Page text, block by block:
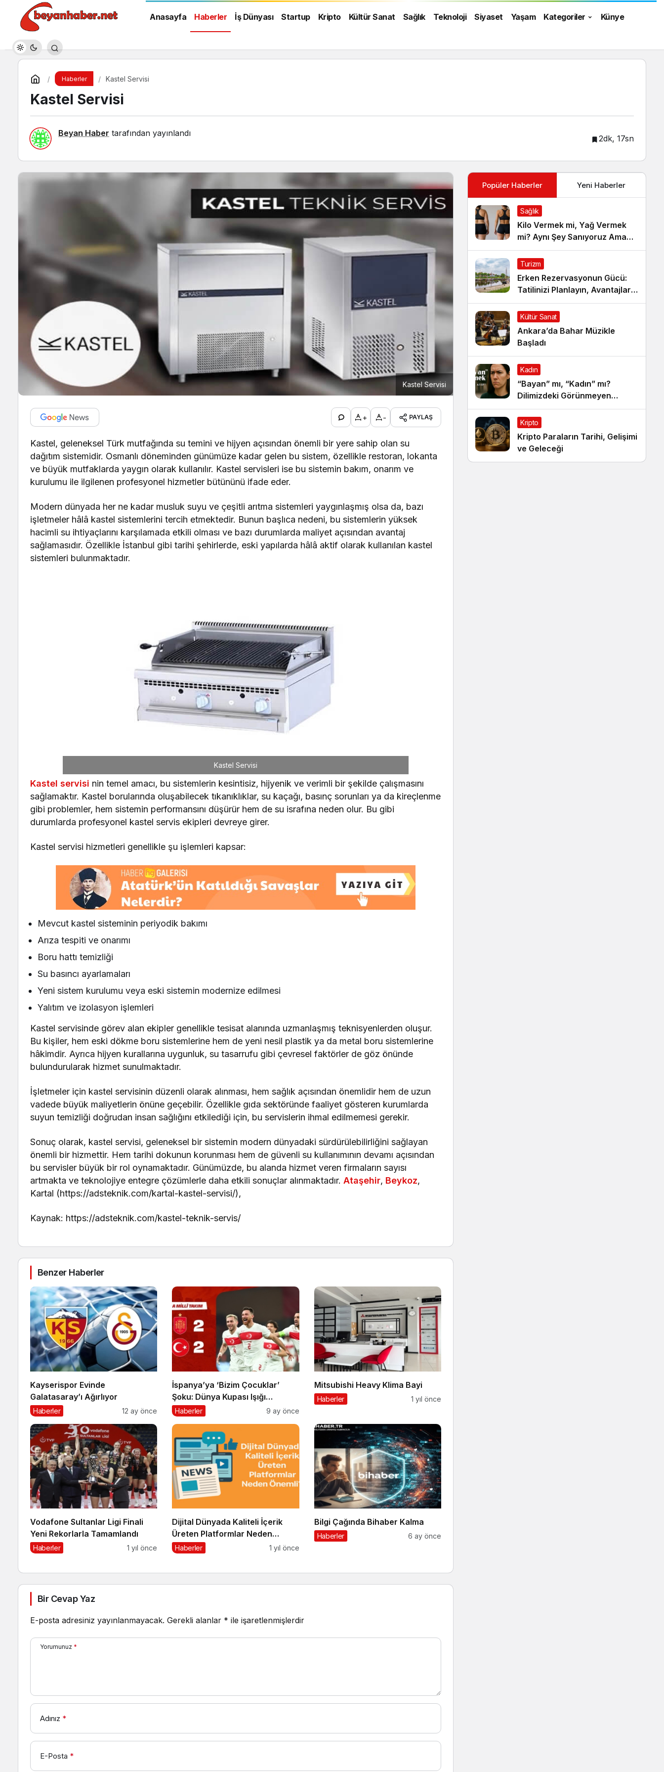
Anasayfa Haberler İş Dünyası Startup Kripto Kültür Sanat Sağlık Teknoloji Siyaset Yaşam Kategoriler Künye
Haberler Kastel Servisi
Kastel Servisi
Beyan Haber tarafından yayınlandı
2dk, 17sn
Kastel Servisi
+ - PAYLAŞ
Kastel, geleneksel Türk mutfağında su temini ve hijyen açısından önemli bir yere sahip olan su
dağıtım sistemidir. Osmanlı döneminden günümüze kadar gelen bu sistem, özellikle restoran, lokanta
ve büyük mutfaklarda yaygın olarak kullanılır. Kastel servisleri ise bu sistemin bakım, onarım ve
kurulumu ile ilgilenen profesyonel hizmetler bütününü ifade eder.
Modern dünyada her ne kadar musluk suyu ve çeşitli arıtma sistemleri yaygınlaşmış olsa da, bazı
işletmeler hâlâ kastel sistemlerini tercih etmektedir. Bunun başlıca nedeni, bu sistemlerin yüksek
hacimli su ihtiyaçlarını karşılamada etkili olması ve bazı durumlarda maliyet açısından avantaj
sağlamasıdır. Özellikle İstanbul gibi tarihi şehirlerde, eski yapılarda hâlâ aktif olarak kullanılan kastel
sistemleri bulunmaktadır.
Kastel Servisi
Kastel servisi nin temel amacı, bu sistemlerin kesintisiz, hijyenik ve verimli bir şekilde çalışmasını
sağlamaktır. Kastel borularında oluşabilecek tıkanıklıklar, su kaçağı, basınç sorunları ya da kireçlenme
gibi problemler, hem sistemin performansını düşürür hem de su israfına neden olur. Bu gibi
durumlarda profesyonel kastel servis ekipleri devreye girer.
Kastel servisi hizmetleri genellikle şu işlemleri kapsar:
Mevcut kastel sisteminin periyodik bakımı
Arıza tespiti ve onarımı
Boru hattı temizliği
Su basıncı ayarlamaları
Yeni sistem kurulumu veya eski sistemin modernize edilmesi
Yalıtım ve izolasyon işlemleri
Kastel servisinde görev alan ekipler genellikle tesisat alanında uzmanlaşmış teknisyenlerden oluşur.
Bu kişiler, hem eski dökme boru sistemlerine hem de yeni nesil plastik ya da metal boru sistemlerine
hâkimdir. Ayrıca hijyen kurallarına uygunluk, su tasarrufu gibi çevresel faktörler de göz önünde
bulundurularak hizmet sunulmaktadır.
İşletmeler için kastel servisinin düzenli olarak alınması, hem sağlık açısından önemlidir hem de uzun
vadede büyük maliyetlerin önüne geçebilir. Özellikle gıda sektöründe faaliyet gösteren kurumlarda
suyun temizliği doğrudan insan sağlığını etkilediği için, bu servislerin ihmal edilmemesi gerekir.
Sonuç olarak, kastel servisi, geleneksel bir sistemin modern dünyadaki sürdürülebilirliğini sağlayan
önemli bir hizmettir. Hem tarihi dokunun korunması hem de güvenli su kullanımının devamı açısından
bu servisler büyük bir rol oynamaktadır. Günümüzde, bu alanda hizmet veren firmaların sayısı
artmakta ve teknolojiye entegre çözümlerle daha etkili sonuçlar alınmaktadır.Ataşehir, Beykoz,
Kartal (https://adsteknik.com/kartal-kastel-servisi/),
Kaynak: https://adsteknik.com/kastel-teknik-servis/
Benzer Haberler
Kayserispor Evinde
Galatasaray’ı Ağırlıyor
Haberler 12 ay önce
İspanya’ya ‘Bizim Çocuklar’
Şoku: Dünya Kupası Işığı
Yeniden Yandı!
Haberler 9 ay önce
Mitsubishi Heavy Klima Bayi
Haberler 1 yıl önce
Vodafone Sultanlar Ligi Finali
Yeni Rekorlarla Tamamlandı
Haberler 1 yıl önce
Dijital Dünyada Kaliteli İçerik
Üreten Platformlar Neden
Önemli?
Haberler 1 yıl önce
Bilgi Çağında Bihaber Kalma
Haberler 6 ay önce
Bir Cevap Yaz
E-posta adresiniz yayınlanmayacak. Gerekli alanlar * ile işaretlenmişlerdir
Yorumunuz *
Adınız *
E-Posta *
Popüler Haberler Yeni Haberler
Sağlık
Kilo Vermek mi, Yağ Vermek
mi? Aynı Şey Sanıyoruz Ama
Değil!
Turizm
Erken Rezervasyonun Gücü:
Tatilinizi Planlayın, Avantajları
Yakalayın!
Kültür Sanat
Ankara’da Bahar Müzikle
Başladı
Kadın
“Bayan” mı, “Kadın” mı?
Dilimizdeki Görünmeyen
Cinsiyet Ayrımı
Kripto
Kripto Paraların Tarihi, Gelişimi
ve Geleceği